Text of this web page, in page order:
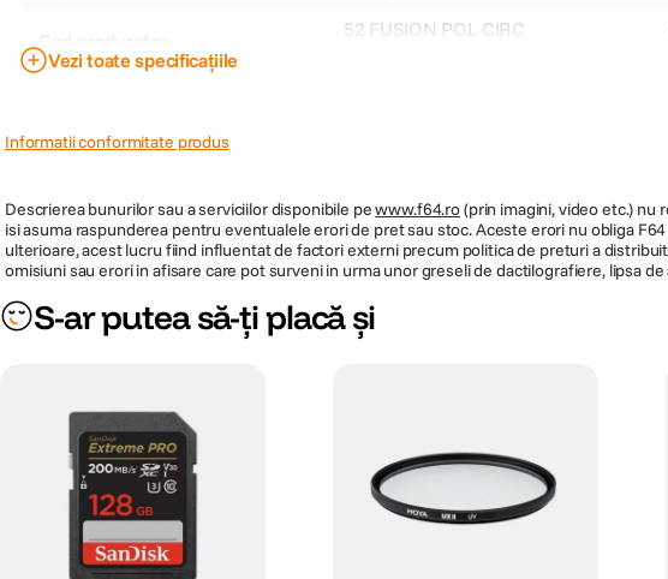
52 FUSION POL CIRC
Vezi toate specificațiile
Informatii conformitate produs
Descrierea bunurilor sau a serviciilor disponibile pewww.f64.ro(prin imagini, video etc.) nu
isi asuma raspunderea pentru eventualele erori de pret sau stoc. Aceste erori nu obliga
ulterioare, acest lucru fiind influentat de factori externi precum politica de preturi a
omisiuni sau erori in afisare care pot surveni in urma unor greseli de dactilografiere, lipsa
S-ar putea să-ți placă și